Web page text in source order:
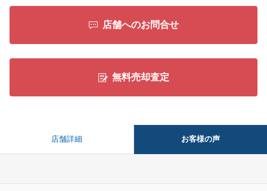
店舗へのお問合せ
無料売却査定
店舗詳細 お客様の声